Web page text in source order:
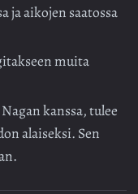
ja aikojen saatossa
muita
kanssa, tulee
alaiseksi. Sen